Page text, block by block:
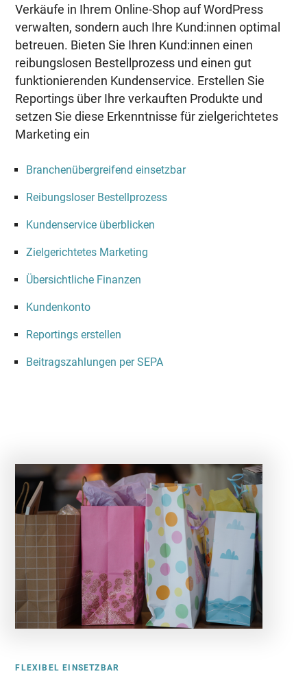
Verkäufe in Ihrem Online-Shop auf WordPress
verwalten, sondern auch Ihre Kund:innen optimal
betreuen. Bieten Sie Ihren Kund:innen einen
reibungslosen Bestellprozess und einen gut
funktionierenden Kundenservice. Erstellen Sie
Reportings über Ihre verkauften Produkte und
setzen Sie diese Erkenntnisse für zielgerichtetes
Marketing ein
Branchenübergreifend einsetzbar
Reibungsloser Bestellprozess
Kundenservice überblicken
Zielgerichtetes Marketing
Übersichtliche Finanzen
Kundenkonto
Reportings erstellen
Beitragszahlungen per SEPA
FLEXIBEL EINSETZBAR